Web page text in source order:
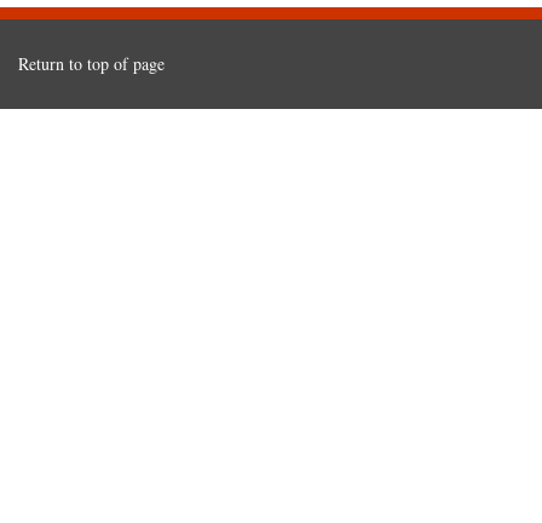
Return to top of page